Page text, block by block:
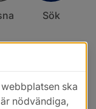
Sök
ska
nödvändiga,